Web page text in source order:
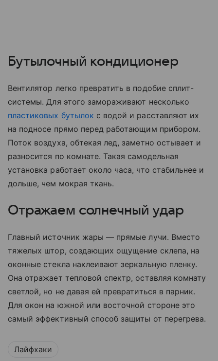
Бутылочный кондиционер
Вентилятор легко превратить в подобие сплит-
системы. Для этого замораживают несколько
пластиковых бутылок с водой и расставляют их
на подносе прямо перед работающим прибором.
Поток воздуха, обтекая лед, заметно остывает и
разносится по комнате. Такая самодельная
установка работает около часа, что стабильнее и
дольше, чем мокрая ткань.
Отражаем солнечный удар
Главный источник жары — прямые лучи. Вместо
тяжелых штор, создающих ощущение склепа, на
оконные стекла наклеивают зеркальную пленку.
Она отражает тепловой спектр, оставляя комнату
светлой, но не давая ей превратиться в парник.
Для окон на южной или восточной стороне это
самый эффективный способ защиты от перегрева.
Лайфхаки